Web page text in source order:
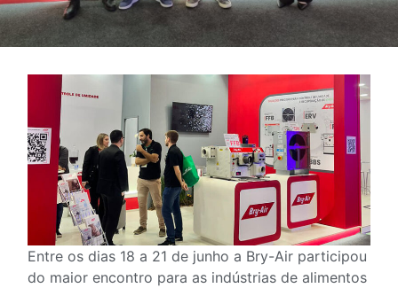
Entre os dias 18 a 21 de junho a Bry-Air participou
do maior encontro para as indústrias de alimentos